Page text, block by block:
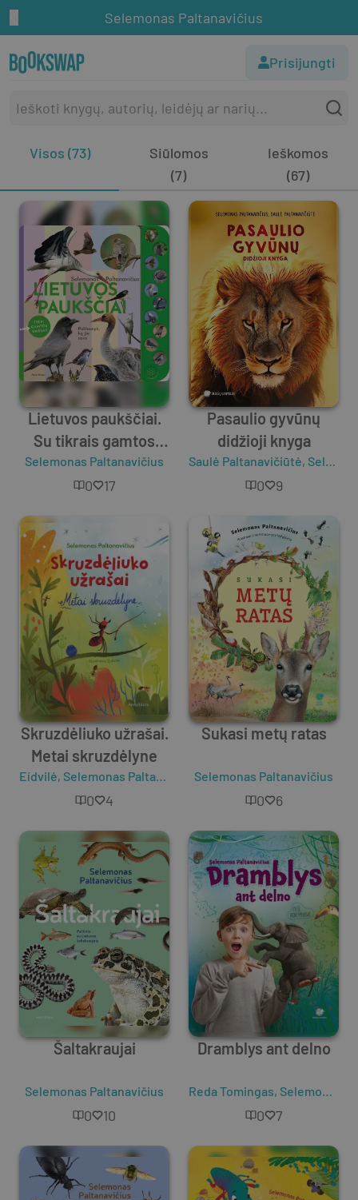
Selemonas Paltanavičius
Prisijungti
Visos (73)
Siūlomos
(7)
Ieškomos
(67)
Lietuvos paukščiai.
Su tikrais gamtos
garsais
Selemonas Paltanavičius
0 17
Pasaulio gyvūnų
didžioji knyga
Saulė Paltanavičiūtė, Selemonas Paltanavičius
0 9
Skruzdėliuko užrašai.
Metai skruzdėlyne
Eídvilė, Selemonas Paltanavičius
0 4
Sukasi metų ratas
Selemonas Paltanavičius
0 6
Šaltakraujai
Selemonas Paltanavičius
0 10
Dramblys ant delno
Reda Tomingas, Selemonas Paltanavičius
0 7